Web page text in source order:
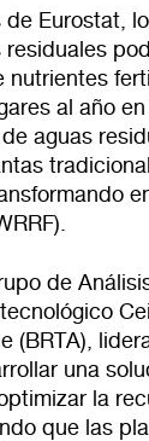
Eurostat,
residuales
nutrientes
al año
aguas
de
(BRTA),
una
la
que las